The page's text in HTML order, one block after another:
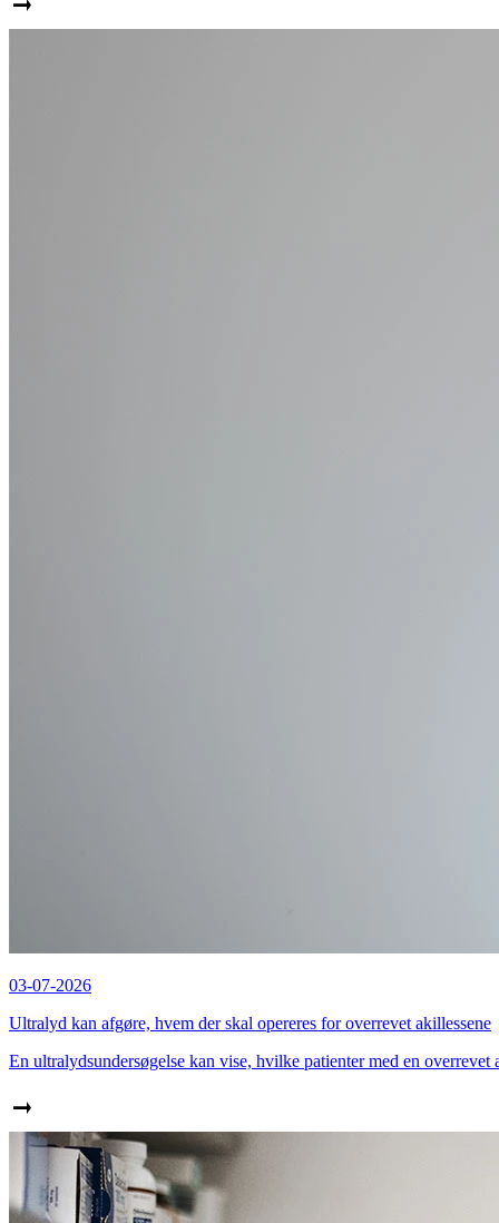
03-07-2026
Ultralyd kan afgøre, hvem der skal opereres for overrevet akillessene
En ultralydsundersøgelse kan vise, hvilke patienter med en